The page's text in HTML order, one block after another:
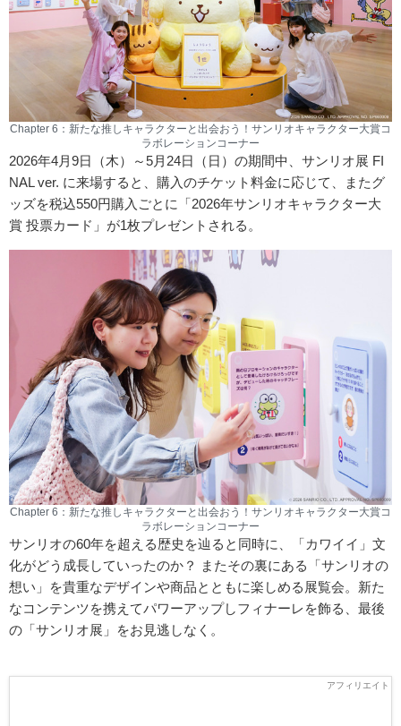
Chapter 6：新たな推しキャラクターと出会おう！サンリオキャラクター大賞コ
ラボレーションコーナー
2026年4月9日（木）～5月24日（日）の期間中、サンリオ展 FI
NAL ver. に来場すると、購入のチケット料金に応じて、またグ
ッズを税込550円購入ごとに「2026年サンリオキャラクター大
賞 投票カード」が1枚プレゼントされる。
Chapter 6：新たな推しキャラクターと出会おう！サンリオキャラクター大賞コ
ラボレーションコーナー
サンリオの60年を超える歴史を辿ると同時に、「カワイイ」文
化がどう成長していったのか？ またその裏にある「サンリオの
想い」を貴重なデザインや商品とともに楽しめる展覧会。新た
なコンテンツを携えてパワーアップしフィナーレを飾る、最後
の「サンリオ展」をお見逃しなく。